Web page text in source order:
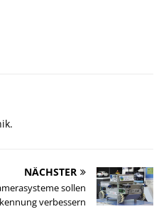
NÄCHSTER
sollen
verbessern